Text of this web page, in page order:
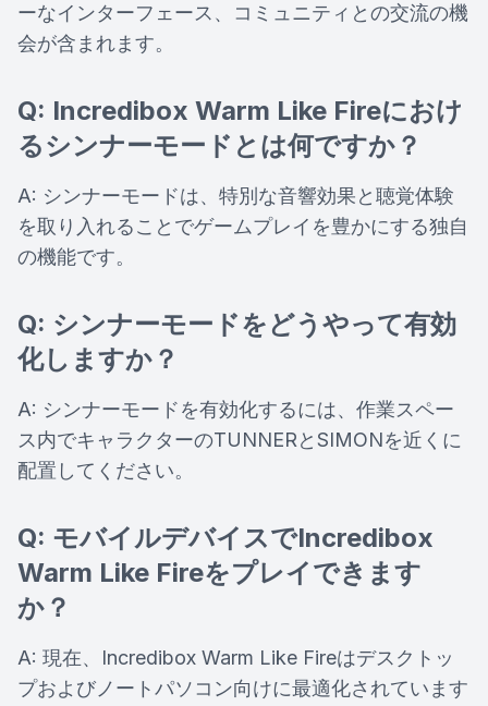
ーなインターフェース、コミュニティとの交流の機
会が含まれます。
Q: Incredibox Warm Like Fireにおけ
るシンナーモードとは何ですか？
A: シンナーモードは、特別な音響効果と聴覚体験
を取り入れることでゲームプレイを豊かにする独自
の機能です。
Q: シンナーモードをどうやって有効
化しますか？
A: シンナーモードを有効化するには、作業スペー
ス内でキャラクターのTUNNERとSIMONを近くに
配置してください。
Q: モバイルデバイスでIncredibox
Warm Like Fireをプレイできます
か？
A: 現在、Incredibox Warm Like Fireはデスクトッ
プおよびノートパソコン向けに最適化されています